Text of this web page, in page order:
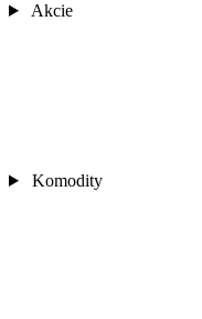
Akcie
Komodity